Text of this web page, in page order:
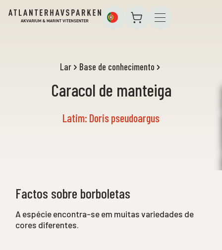
Lar Base de conhecimento
Caracol de manteiga
Latim: Doris pseudoargus
Factos sobre borboletas
A espécie encontra-se em muitas variedades de
cores diferentes.